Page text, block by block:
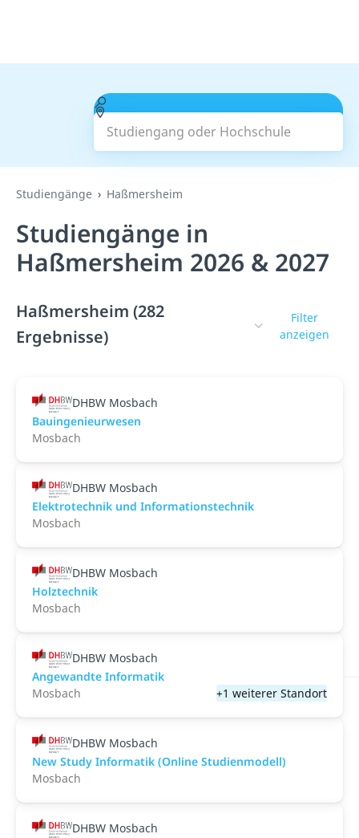
Studiengang oder Hochschule
Suchen
Studiengänge Haßmersheim
Studiengänge in
Haßmersheim 2026 & 2027
Haßmersheim (282
Ergebnisse)
Filter
anzeigen
DHBW Mosbach
Bauingenieurwesen
Mosbach
DHBW Mosbach
Elektrotechnik und Informationstechnik
Mosbach
DHBW Mosbach
Holztechnik
Mosbach
DHBW Mosbach
Angewandte Informatik
Mosbach
+1 weiterer Standort
DHBW Mosbach
New Study Informatik (Online Studienmodell)
Mosbach
DHBW Mosbach